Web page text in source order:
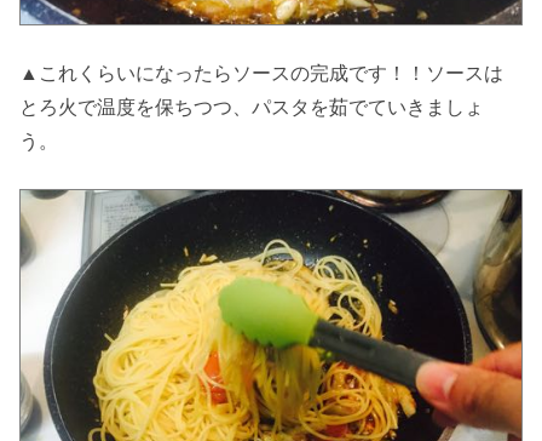
▲これくらいになったらソースの完成です！！ソースは
とろ火で温度を保ちつつ、パスタを茹でていきましょ
う。